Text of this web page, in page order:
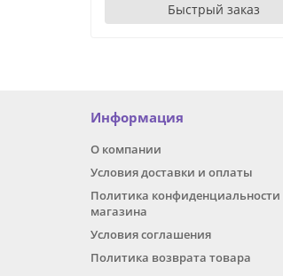
Быстрый заказ
Информация
О компании
Условия доставки и оплаты
Политика конфиденциальности
магазина
Условия соглашения
Политика возврата товара